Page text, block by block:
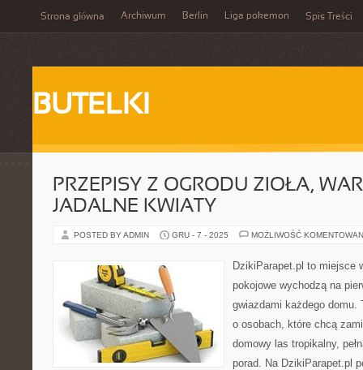
Strona główna Archiwum Berlin Liga pokemon Spis Treści
BUTELKI
PRZEPISY Z OGRODU ZIOŁA,
JADALNE KWIATY
POSTED BY ADMIN GRU - 7 - 2025 MOŻLIWOŚĆ
DzikiParapet.pl to miejsce
pokojowe wychodzą na
gwiazdami każdego
o osobach, które chcą
domowy las tropikalny,
porad. Na DzikiParapet.pl